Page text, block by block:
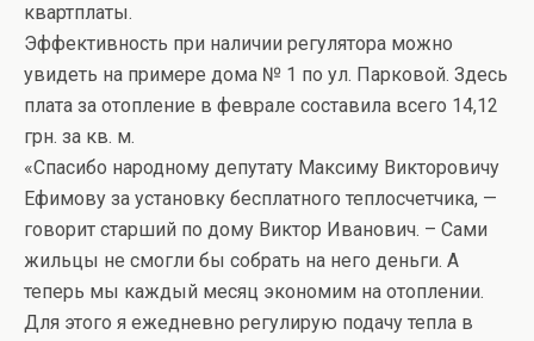
квартплаты.
Эффективность при наличии регулятора можно
увидеть на примере дома № 1 по ул. Парковой. Здесь
плата за отопление в феврале составила всего 14,12
грн. за кв. м.
«Спасибо народному депутату Максиму Викторовичу
Ефимову за установку бесплатного теплосчетчика, —
говорит старший по дому Виктор Иванович. – Сами
жильцы не смогли бы собрать на него деньги. А
теперь мы каждый месяц экономим на отоплении.
Для этого я ежедневно регулирую подачу тепла в